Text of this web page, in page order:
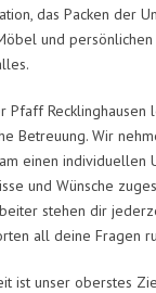
das Packen der
und
Pfaff
Betreuung. Wir
einen individuellen
und Wünsche
stehen dir
all deine Fragen
ist unser oberstes